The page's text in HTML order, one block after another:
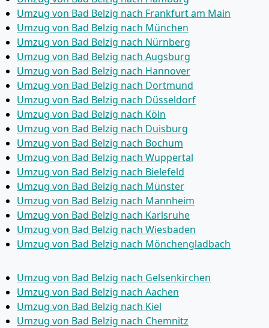
Umzug von Bad Belzig nach Frankfurt am Main
Umzug von Bad Belzig nach München
Umzug von Bad Belzig nach Nürnberg
Umzug von Bad Belzig nach Augsburg
Umzug von Bad Belzig nach Hannover
Umzug von Bad Belzig nach Dortmund
Umzug von Bad Belzig nach Düsseldorf
Umzug von Bad Belzig nach Köln
Umzug von Bad Belzig nach Duisburg
Umzug von Bad Belzig nach Bochum
Umzug von Bad Belzig nach Wuppertal
Umzug von Bad Belzig nach Bielefeld
Umzug von Bad Belzig nach Münster
Umzug von Bad Belzig nach Mannheim
Umzug von Bad Belzig nach Karlsruhe
Umzug von Bad Belzig nach Wiesbaden
Umzug von Bad Belzig nach Mönchen­gladbach
Umzug von Bad Belzig nach Gelsenkirchen
Umzug von Bad Belzig nach Aachen
Umzug von Bad Belzig nach Kiel
Umzug von Bad Belzig nach Chemnitz